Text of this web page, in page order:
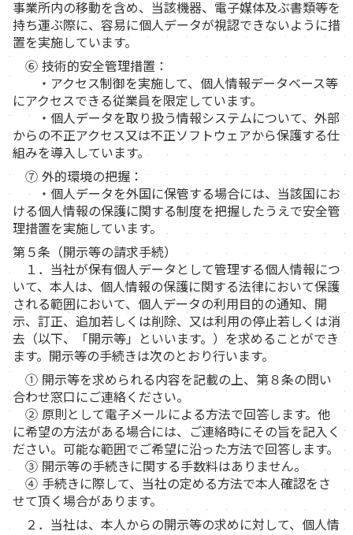
事業所内の移動を含め、当該機器、電子媒体及ぶ書類等を
持ち運ぶ際に、容易に個人データが視認できないように措
置を実施しています。
⑥ 技術的安全管理措置：
・アクセス制御を実施して、個人情報データベース等
にアクセスできる従業員を限定しています。
・個人データを取り扱う情報システムについて、外部
からの不正アクセス又は不正ソフトウェアから保護する仕
組みを導入しています。
⑦ 外的環境の把握：
・個人データを外国に保管する場合には、当該国にお
ける個人情報の保護に関する制度を把握したうえで安全管
理措置を実施しています。
第５条（開示等の請求手続）
１．当社が保有個人データとして管理する個人情報につ
いて、本人は、個人情報の保護に関する法律において保護
される範囲において、個人データの利用目的の通知、開
示、訂正、追加若しくは削除、又は利用の停止若しくは消
去（以下、「開示等」といいます。）を求めることができ
ます。開示等の手続きは次のとおり行います。
① 開示等を求められる内容を記載の上、第８条の問い
合わせ窓口にご連絡ください。
② 原則として電子メールによる方法で回答します。他
に希望の方法がある場合には、ご連絡時にその旨を記入く
ださい。可能な範囲でご希望に沿った方法で回答します。
③ 開示等の手続きに関する手数料はありません。
④ 手続きに際して、当社の定める方法で本人確認をさ
せて頂く場合があります。
２．当社は、本人からの開示等の求めに対して、個人情